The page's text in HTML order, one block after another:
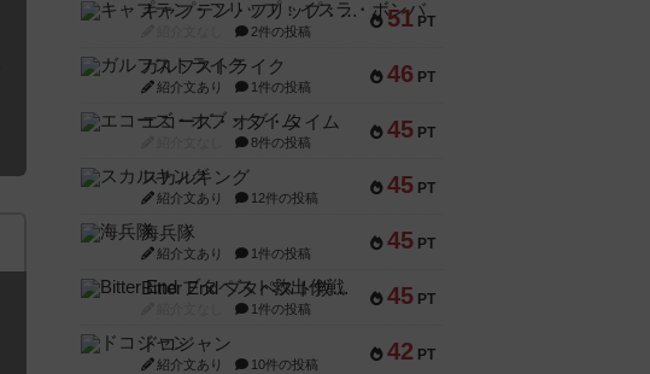
51 PT
キャプテン・フリップ：イスラ・ボンバ
2件の投稿
46 PT
ガルフストライク
紹介文あり 1件の投稿
45 PT
エコーズ・オブ・タイム
8件の投稿
45 PT
スカルキング
紹介文あり 12件の投稿
45 PT
海兵隊
紹介文あり 1件の投稿
45 PT
Bitter End ブタペスト救出作戦
1件の投稿
42 PT
ドコジャン
紹介文あり 10件の投稿